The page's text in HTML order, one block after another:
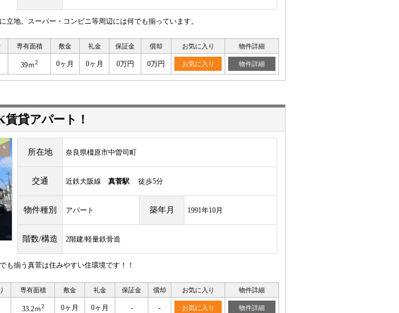
地。スーパー・コンビニ等周辺には何でも揃っています。
専有面積 敷金 礼金 保証金 償却 お気に入り 物件詳細
39ｍ2 0ヶ月 0ヶ月 0万円 0万円 お気に入り 物件詳細
貸アパート！
所在地 奈良県橿原市中曽司町
交通 近鉄大阪線 真菅駅 徒歩5分
物件種別 アパート 築年月 1991年10月
階数/構造 2階建/軽量鉄骨造
も揃う真菅は住みやすい住環境です！！
専有面積 敷金 礼金 保証金 償却 お気に入り 物件詳細
33.2ｍ2 0ヶ月 0ヶ月 - - お気に入り 物件詳細